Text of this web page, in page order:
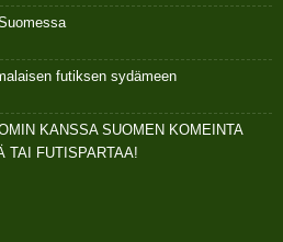
futiksen sydämeen
KANSSA SUOMEN KOMEINTA
TAI FUTISPARTAA!